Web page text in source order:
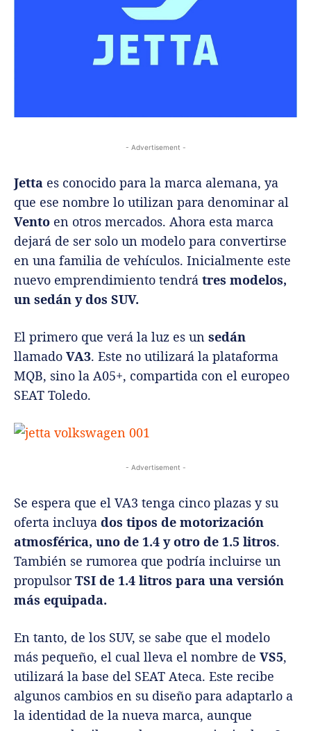
- Advertisement -
Jetta es conocido para la marca alemana, ya
que ese nombre lo utilizan para denominar al
Vento en otros mercados. Ahora esta marca
dejará de ser solo un modelo para convertirse
en una familia de vehículos. Inicialmente este
nuevo emprendimiento tendrá tres modelos,
un sedán y dos SUV.
El primero que verá la luz es un sedán
llamado VA3. Este no utilizará la plataforma
MQB, sino la A05+, compartida con el europeo
SEAT Toledo.
- Advertisement -
Se espera que el VA3 tenga cinco plazas y su
oferta incluya dos tipos de motorización
atmosférica, uno de 1.4 y otro de 1.5 litros.
También se rumorea que podría incluirse un
propulsorTSI de 1.4 litros para una versión
más equipada.
En tanto, de los SUV, se sabe que el modelo
más pequeño, el cual lleva el nombre de VS5,
utilizará la base del SEAT Ateca. Este recibe
algunos cambios en su diseño para adaptarlo a
la identidad de la nueva marca, aunque